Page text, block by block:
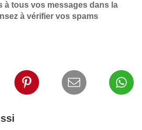
à tous vos messages dans la
à vérifier vos spams